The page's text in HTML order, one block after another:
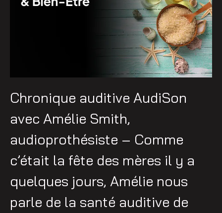
Chronique auditive AudiSon
avec Amélie Smith,
audioprothésiste – Comme
c’était la fête des mères il y a
quelques jours, Amélie nous
parle de la santé auditive de